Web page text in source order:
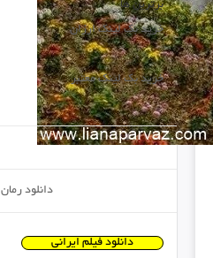
برترین ها
خرید بک لینک ارزان
خرید بک لینک معتبر
دانلود رمان
دانلود فیلم ایرانی